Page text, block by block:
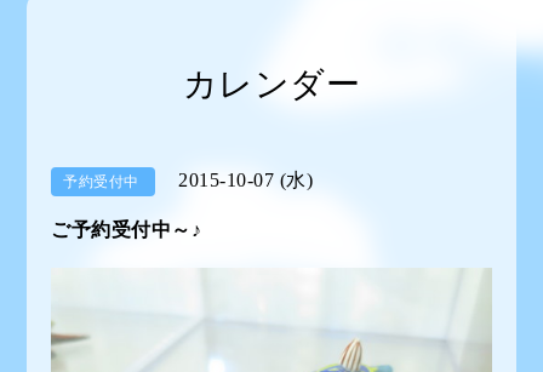
カレンダー
予約受付中 2015-10-07 (水)
ご予約受付中～♪